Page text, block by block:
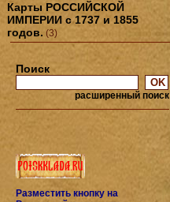
Карты РОССИЙСКОЙ
ИМПЕРИИ с 1737 и 1855
годов. (3)
Поиск
расширенный поиск
Разместить кнопку на